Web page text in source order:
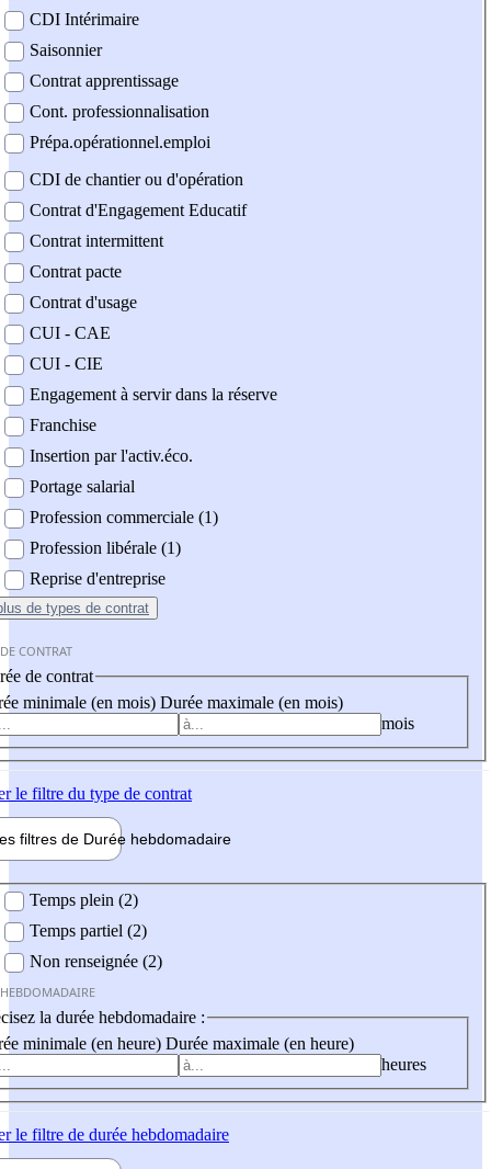
CDI Intérimaire
Saisonnier
Contrat apprentissage
Cont. professionnalisation
Prépa.opérationnel.emploi
CDI de chantier ou d'opération
Contrat d'Engagement Educatif
Contrat intermittent
Contrat pacte
Contrat d'usage
CUI - CAE
CUI - CIE
Engagement à servir dans la réserve
Franchise
Insertion par l'activ.éco.
Portage salarial
Profession commerciale (1)
Profession libérale (1)
Reprise d'entreprise
de types de contrat
CONTRAT
de contrat
minimale (en mois) Durée maximale (en mois)
mois
le filtre du type de contrat
filtres de Durée hebdomadaire
Temps plein (2)
Temps partiel (2)
Non renseignée (2)
la durée hebdomadaire :
minimale (en heure) Durée maximale (en heure)
heures
le filtre de durée hebdomadaire